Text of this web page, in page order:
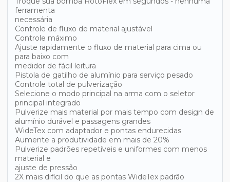
ferramenta
necessária
Controle de fluxo de material ajustável
Controle máximo
Ajuste rapidamente o fluxo de material para cima ou
para baixo com
medidor de fácil leitura
Pistola de gatilho de alumínio para serviço pesado
Controle total de pulverização
Selecione o modo principal na arma com o seletor
principal integrado
Pulverize mais material por mais tempo com design de
alumínio durável e passagens grandes
WideTex com adaptador e pontas endurecidas
Aumente a produtividade em mais de 20%
Pulverize padrões repetíveis e uniformes com menos
material e
ajuste de pressão
2X mais difícil do que as pontas WideTex padrão